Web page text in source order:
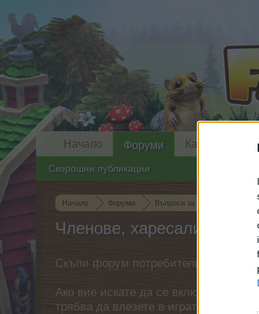
Начало Форуми Въпроси за играта
Членове, харесали
Скъпи форум потребители,
Ако вие искате да се включите
трябва да влезете в играта. Моля,
Начало Форуми
Скорошни публикации
Календар